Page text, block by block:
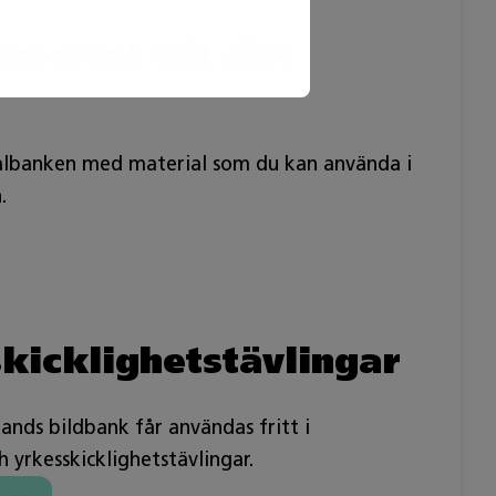
med material som du kan använda i
bildbank får användas fritt i
yrkesskicklighetstävlingar.